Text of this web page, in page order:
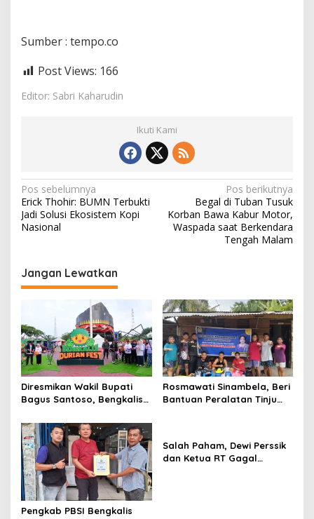
Sumber : tempo.co
Post Views: 166
Editor: Sabri Kaharudin
Ikuti Kami
N
a
v
g
a
i
p
o
s
Pos sebelumnya
Erick Thohir: BUMN Terbukti
Jadi Solusi Ekosistem Kopi
Nasional
Pos berikutnya
Begal di Tuban Tusuk
Korban Bawa Kabur Motor,
Waspada saat Berkendara
Tengah Malam
Jangan Lewatkan
Diresmikan Wakil Bupati
Bagus Santoso, Bengkalis
Pelestarian Warisan Lokal
dan Penguatan Ekonomi.
Rosmawati Sinambela, Beri
Bantuan Peralatan Tinju
Pengkab PBSI Bengkalis
Salah Paham, Dewi Perssik
dan Ketua RT Gagal